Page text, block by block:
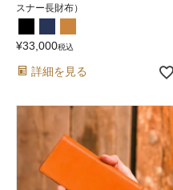
スナー長財布）
¥33,000税込
詳細を見る